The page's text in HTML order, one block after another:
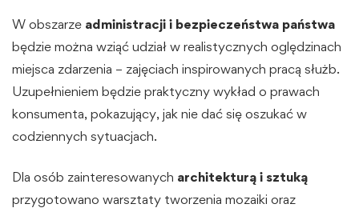
W obszarze administracji i bezpieczeństwa państwa
będzie można wziąć udział w realistycznych oględzinach
miejsca zdarzenia – zajęciach inspirowanych pracą służb.
Uzupełnieniem będzie praktyczny wykład o prawach
konsumenta, pokazujący, jak nie dać się oszukać w
codziennych sytuacjach.
Dla osób zainteresowanych architekturą i sztuką
przygotowano warsztaty tworzenia mozaiki oraz